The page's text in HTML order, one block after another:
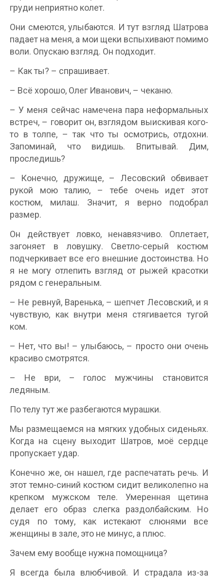
груди неприятно колет.
Они смеются, улыбаются. И тут взгляд Шатрова
падает на меня, а мои щеки вспыхивают помимо
воли. Опускаю взгляд. Он подходит.
– Как ты? – спрашивает.
– Всё хорошо, Олег Иванович, – чеканю.
– У меня сейчас намечена пара неформальных
встреч, – говорит он, взглядом выискивая кого-
то в толпе, – так что ты осмотрись, отдохни.
Запоминай, что видишь. Впитывай. Дим,
проследишь?
– Конечно, дружище, – Лесовский обвивает
рукой мою талию, – тебе очень идет этот
костюм, милаш. Значит, я верно подобрал
размер.
Он действует ловко, ненавязчиво. Оплетает,
загоняет в ловушку. Светло-серый костюм
подчеркивает все его внешние достоинства. Но
я не могу отлепить взгляд от рыжей красотки
рядом с генеральным.
– Не ревнуй, Варенька, – шепчет Лесовский, и я
чувствую, как внутри меня стягивается тугой
ком.
– Нет, что вы! – улыбаюсь, – просто они очень
красиво смотрятся.
– Не ври, – голос мужчины становится
ледяным.
По телу тут же разбегаются мурашки.
Мы размещаемся на мягких удобных сиденьях.
Когда на сцену выходит Шатров, моё сердце
пропускает удар.
Конечно же, он нашел, где распечатать речь. И
этот темно-синий костюм сидит великолепно на
крепком мужском теле. Умеренная щетина
делает его образ слегка раздолбайским. Но
судя по тому, как истекают слюнями все
женщины в зале, это не минус, а плюс.
Зачем ему вообще нужна помощница?
Я всегда была влюбчивой. И страдала из-за